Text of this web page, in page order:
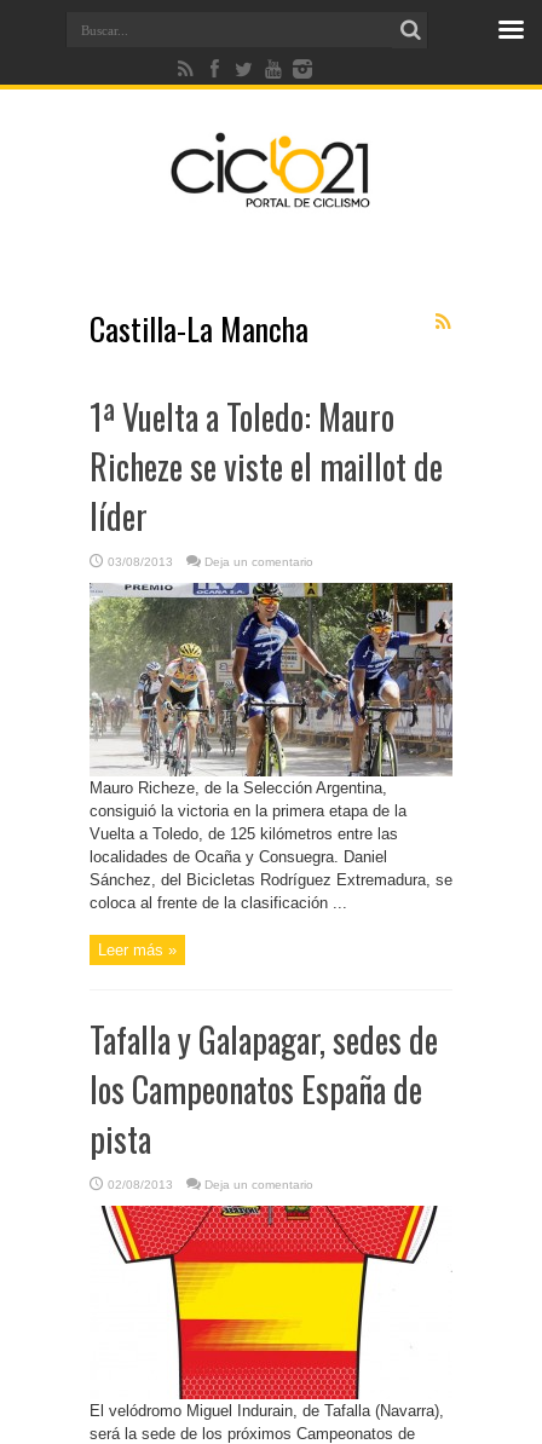
Castilla-La Mancha
1ª Vuelta a Toledo: Mauro
Richeze se viste el maillot de
líder
03/08/2013 Deja un comentario
Mauro Richeze, de la Selección Argentina,
consiguió la victoria en la primera etapa de la
Vuelta a Toledo, de 125 kilómetros entre las
localidades de Ocaña y Consuegra. Daniel
Sánchez, del Bicicletas Rodríguez Extremadura, se
coloca al frente de la clasificación ...
Leer más »
Tafalla y Galapagar, sedes de
los Campeonatos España de
pista
02/08/2013 Deja un comentario
El velódromo Miguel Indurain, de Tafalla (Navarra),
será la sede de los próximos Campeonatos de